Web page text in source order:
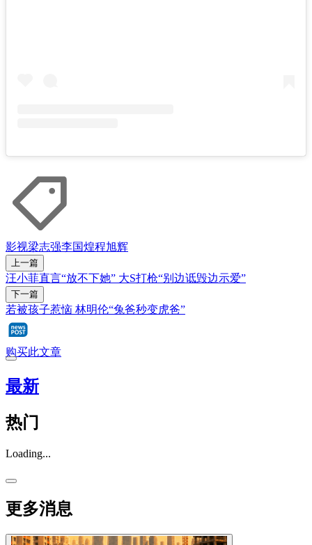
影视梁志强李国煌程旭辉
上一篇
汪小菲直言“放不下她” 大S打枪“别边诋毁边示爱”
下一篇
若被孩子惹恼 林明伦“兔爸秒变虎爸”
购买此文章
最新
热门
Loading...
更多消息